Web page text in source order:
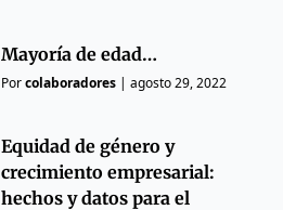
Mayoría de edad…
Porcolaboradores |agosto 29, 2022
Equidad de género y
crecimiento empresarial:
hechos y datos para el